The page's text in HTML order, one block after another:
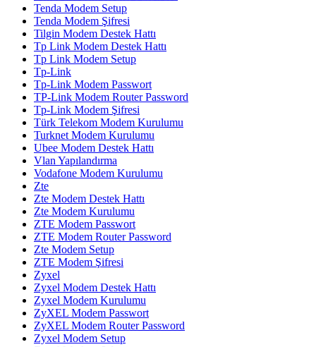
Tenda Modem Setup
Tenda Modem Şifresi
Tilgin Modem Destek Hattı
Tp Link Modem Destek Hattı
Tp Link Modem Setup
Tp-Link
Tp-Link Modem Passwort
TP-Link Modem Router Password
Tp-Link Modem Şifresi
Türk Telekom Modem Kurulumu
Turknet Modem Kurulumu
Ubee Modem Destek Hattı
Vlan Yapılandırma
Vodafone Modem Kurulumu
Zte
Zte Modem Destek Hattı
Zte Modem Kurulumu
ZTE Modem Passwort
ZTE Modem Router Password
Zte Modem Setup
ZTE Modem Şifresi
Zyxel
Zyxel Modem Destek Hattı
Zyxel Modem Kurulumu
ZyXEL Modem Passwort
ZyXEL Modem Router Password
Zyxel Modem Setup